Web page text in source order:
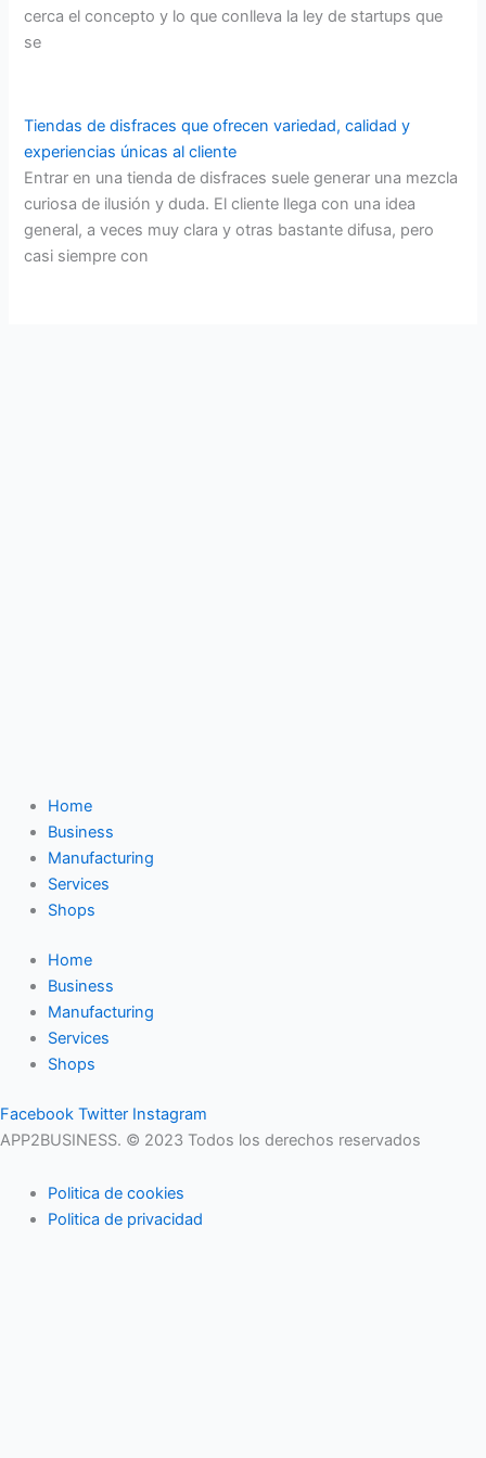
cerca el concepto y lo que conlleva la ley de startups que
se
Tiendas de disfraces que ofrecen variedad, calidad y
experiencias únicas al cliente
Entrar en una tienda de disfraces suele generar una mezcla
curiosa de ilusión y duda. El cliente llega con una idea
general, a veces muy clara y otras bastante difusa, pero
casi siempre con
Home
Business
Manufacturing
Services
Shops
Home
Business
Manufacturing
Services
Shops
Facebook Twitter Instagram
APP2BUSINESS. © 2023 Todos los derechos reservados
Politica de cookies
Politica de privacidad